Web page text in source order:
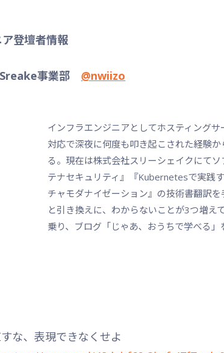
登壇者情報
事業部 @nwiizo
インフラエンジニアとしてホスティング
対応で深夜に何度も叩き起こされた経験
る。現在は株式会社スリーシェイクにて
テナセキュリティ』『Kubernetesで実践
チャモダナイゼーション』の技術書翻訳
と引き換えに、わからないことが3つ増え
乗り、ブログ「じゃあ、おうちで学べる」
な、表現できなくせよ